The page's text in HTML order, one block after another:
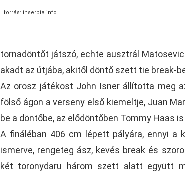
forrás: inserbia.info
tornadöntőt játszó, echte ausztrál
akadt az útjába, akitől döntő szett tie break-
Az orosz játékost John Isner állította meg
fölső ágon a verseny első kiemeltje, Juan
be a döntőbe, az elődöntőben Tommy Haas
A fináléban 406 cm lépett pályára, ennyi a
ismerve, rengeteg ász, kevés break és
két toronydaru három szett alatt együtt